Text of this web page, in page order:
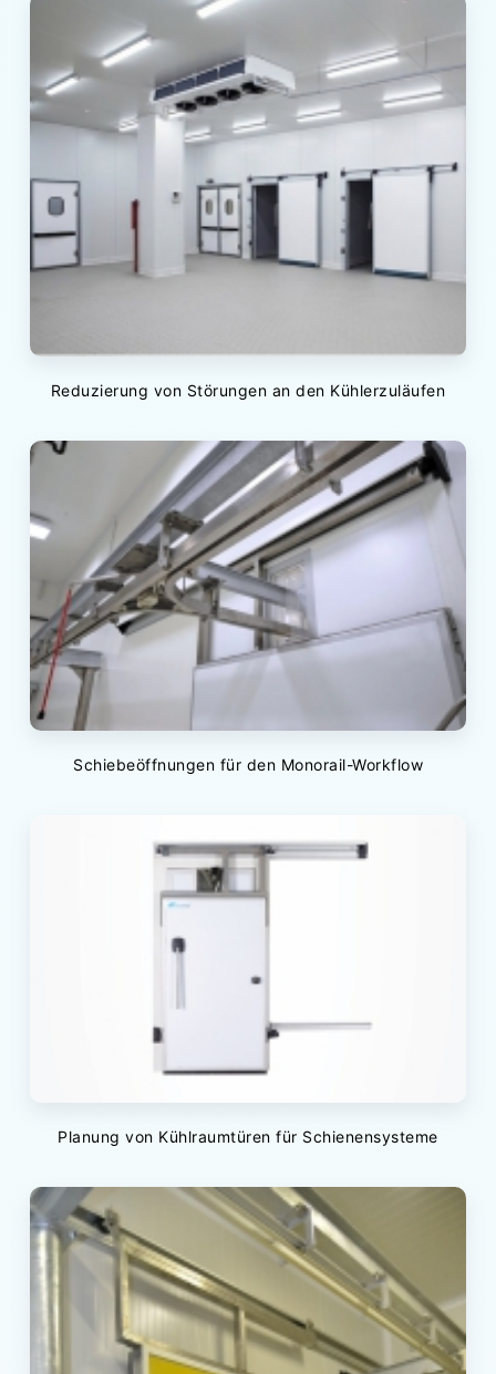
Reduzierung von Störungen an den Kühlerzuläufen
Schiebeöffnungen für den Monorail-Workflow
Planung von Kühlraumtüren für Schienensysteme